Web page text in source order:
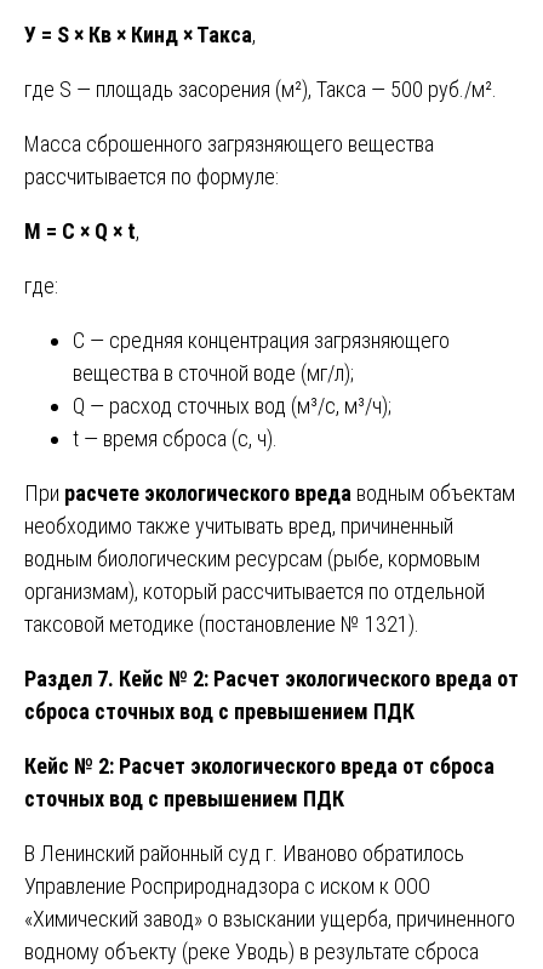
У = S × Кв × Кинд × Такса,
где S — площадь засорения (м²), Такса — 500 руб./м².
Масса сброшенного загрязняющего вещества
рассчитывается по формуле:
М = С × Q × t,
где:
С — средняя концентрация загрязняющего
вещества в сточной воде (мг/л);
Q — расход сточных вод (м³/с, м³/ч);
t — время сброса (с, ч).
При расчете экологического вреда водным объектам
необходимо также учитывать вред, причиненный
водным биологическим ресурсам (рыбе, кормовым
организмам), который рассчитывается по отдельной
таксовой методике (постановление № 1321).
Раздел 7. Кейс № 2: Расчет экологического вреда от
сброса сточных вод с превышением ПДК
Кейс № 2: Расчет экологического вреда от сброса
сточных вод с превышением ПДК
В Ленинский районный суд г. Иваново обратилось
Управление Росприроднадзора с иском к ООО
«Химический завод» о взыскании ущерба, причиненного
водному объекту (реке Уводь) в результате сброса